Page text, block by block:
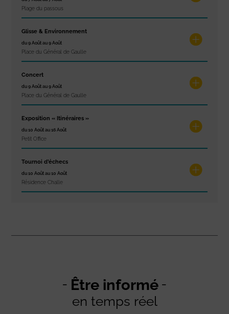
Plage du passous
Glisse & Environnement
du 9 Août au 9 Août
Place du Général de Gaulle
Concert
du 9 Août au 9 Août
Place du Général de Gaulle
Exposition « Itinéraires »
du 10 Août au 16 Août
Petit Office
Tournoi d’échecs
du 10 Août au 10 Août
Résidence Challe
Être informé
en temps réel